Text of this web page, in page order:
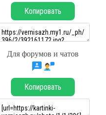
Копировать
Для форумов и чатов
Копировать